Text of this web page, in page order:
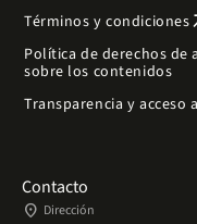
Términos y condiciones
Política de derechos
sobre los contenidos
Transparencia y
Contacto
place Dirección